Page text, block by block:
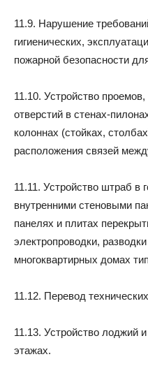
11.9. Нарушение
гигиенических,
пожарной безопасности
11.10. Устройство
отверстий в стенах-
колоннах (стойках,
расположения связей
11.11. Устройство штраб в
внутренними стеновыми
панелях и плитах
электропроводки,
многоквартирных домах
11.12. Перевод
11.13. Устройство лоджий
этажах.